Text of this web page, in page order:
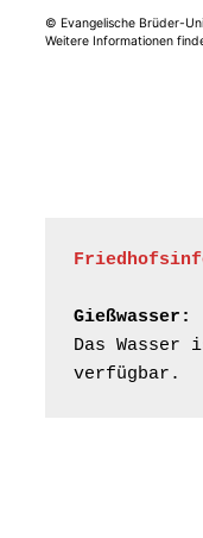
© Evangelische Brüder-
Weitere Informationen
Gießwasser:
Das
verfügbar.